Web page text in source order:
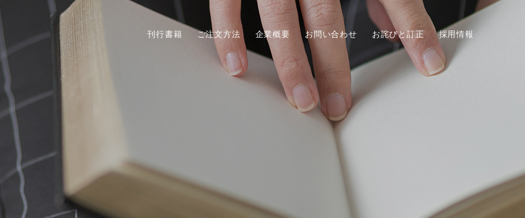
刊行書籍 ご注文方法 企業概要 お問い合わせ お詫びと訂正 採用情報